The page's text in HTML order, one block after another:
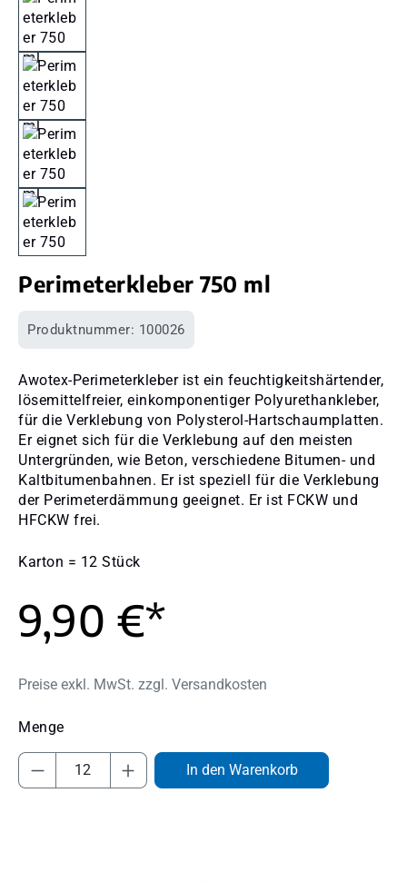
Perimeterkleber 750 ml
Produktnummer: 100026
Awotex-Perimeterkleber ist ein feuchtigkeitshärtender,
lösemittelfreier, einkomponentiger Polyurethankleber,
für die Verklebung von Polysterol-Hartschaumplatten.
Er eignet sich für die Verklebung auf den meisten
Untergründen, wie Beton, verschiedene Bitumen- und
Kaltbitumenbahnen. Er ist speziell für die Verklebung
der Perimeterdämmung geeignet. Er ist FCKW und
HFCKW frei.
Karton = 12 Stück
9,90 €*
Preise exkl. MwSt. zzgl. Versandkosten
Produkt Anzahl: Gib den gewünschten
In den Warenkorb